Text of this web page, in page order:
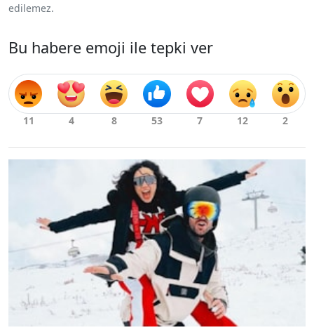
edilemez.
Bu habere emoji ile tepki ver